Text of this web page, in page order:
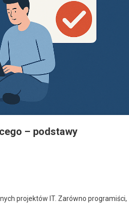
– podstawy
projektów IT. Zarówno programiści,